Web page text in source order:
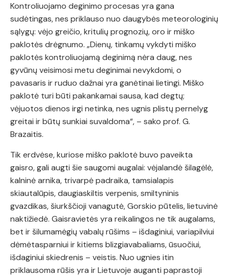
Kontroliuojamo deginimo procesas yra gana
sudėtingas, nes priklauso nuo daugybės meteorologinių
sąlygų: vėjo greičio, kritulių prognozių, oro ir miško
paklotės drėgnumo. „Dienų, tinkamų vykdyti miško
paklotės kontroliuojamą deginimą nėra daug, nes
gyvūnų veisimosi metu deginimai nevykdomi, o
pavasaris ir ruduo dažnai yra ganėtinai lietingi. Miško
paklotė turi būti pakankamai sausa, kad degtų;
vėjuotos dienos irgi netinka, nes ugnis plistų pernelyg
greitai ir būtų sunkiai suvaldoma“, – sako prof. G.
Brazaitis.
Tik erdvėse, kuriose miško paklotė buvo paveikta
gaisro, gali augti šie saugomi augalai: vėjalandė šilagėlė,
kalninė arnika, trivarpė padraika, tamsialapis
skiautalūpis, daugiaskiltis verpenis, smiltyninis
gvazdikas, šiurkščioji vanagutė, Gorskio pūtelis, lietuvinė
naktižiedė. Gaisravietės yra reikalingos ne tik augalams,
bet ir šilumamėgių vabalų rūšims – išdaginiui, variapilviui
dėmėtasparniui ir kitiems blizgiavabaliams, ūsuočiui,
išdaginiui skiedrenis – veistis. Nuo ugnies itin
priklausoma rūšis yra ir Lietuvoje auganti paprastoji